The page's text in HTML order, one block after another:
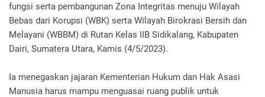
fungsi serta pembangunan Zona Integritas menuju Wilayah
Bebas dari Korupsi (WBK) serta Wilayah Birokrasi Bersih dan
Melayani (WBBM) di Rutan Kelas IIB Sidikalang, Kabupaten
Dairi, Sumatera Utara, Kamis (4/5/2023).
Ia menegaskan jajaran Kementerian Hukum dan Hak Asasi
Manusia harus mampu menguasai ruang publik untuk